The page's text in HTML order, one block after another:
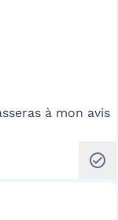
à mon avis
check_circle